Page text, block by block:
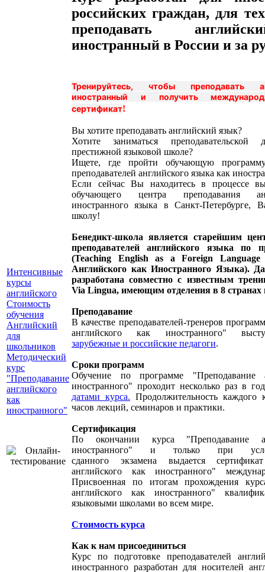
Интенсивные
курсы
английского
Стоимость
обучения
Английский
для
школьников
Методический
курс
"Преподавание
английского
как
иностранного"
российских граждан, для
преподавать
иностранный в России и за
Тренируйтесь, чтобы преподавать
иностранный и получить
сертификат!
Вы хотите преподавать английский язык?
Хотите заниматься преподавательской
престижной языковой школе?
Ищете, где пройти обучающую
преподавателей английского языка как
Если сейчас Вы находитесь в процессе
обучающего центра преподавания
иностранного языка в Санкт-Петербурге,
школу!
Бенедикт-школа является старейшим
преподавателей английского языка по
(Teaching English as a Foreign
Английского как Иностранного Языка).
разработана совместно с известным
Via Lingua, имеющим отделения в 8
Преподавание
В качестве преподавателей-тренеров
английского как иностранного"
зарубежные и российские педагоги.
Сроки программ
Обучение по программе "Преподавание
иностранного" проходит несколько раз в
датами курса. Продолжительность каждого
часов лекций, семинаров и практики.
Сертификация
По окончании курса "Преподавание
иностранного" и только при
сданного экзамена выдается
английского как иностранного"
Присвоенная по итогам прохождения
английского как иностранного"
языковыми школами во всем мире.
Стоимость курса
Как к нам присоединиться
Курс по подготовке преподавателей
иностранного разработан для носителей